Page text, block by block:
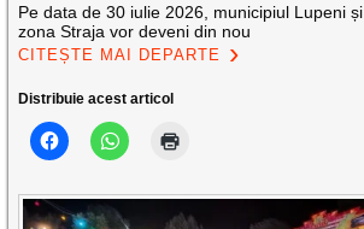
Pe data de 30 iulie 2026, municipiul Lupeni și
zona Straja vor deveni din nou
CITEȘTE MAI DEPARTE
Distribuie acest articol